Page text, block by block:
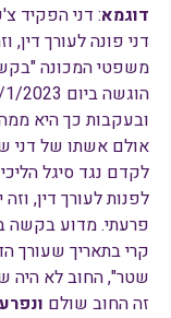
דוגמא: דני הפקיד
דני פונה לעורך
משפטי המכונה
ובעקבות כך היא
אולם אשתו של דני
לקדם נגד סיגל
לפנות לעורך דין,
קרי בתאריך שעורך
שטר", החוב לא היה
זה החוב שולם ונפרע